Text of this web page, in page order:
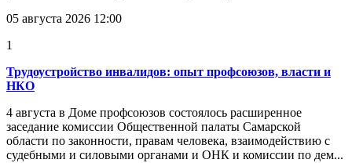
05 августа 2026 12:00
1
Трудоустройство инвалидов: опыт профсоюзов, власти и
НКО
4 августа в Доме профсоюзов состоялось расширенное
заседание комиссии Общественной палаты Самарской
области по законности, правам человека, взаимодействию с
судебными и силовыми органами и ОНК и комиссии по дем...